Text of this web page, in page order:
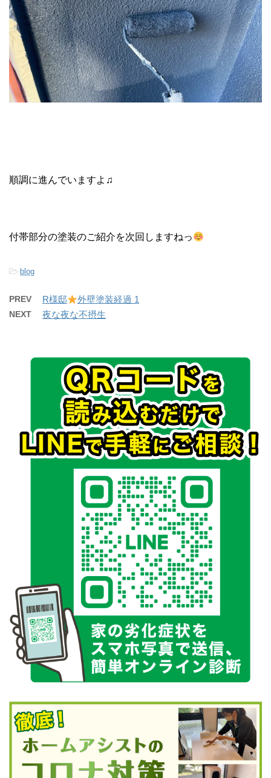
順調に進んでいますよ♫
付帯部分の塗装のご紹介を次回しますねっ
-blog
PREV R様邸 外壁塗装経過 1
NEXT 夜な夜な不摂生